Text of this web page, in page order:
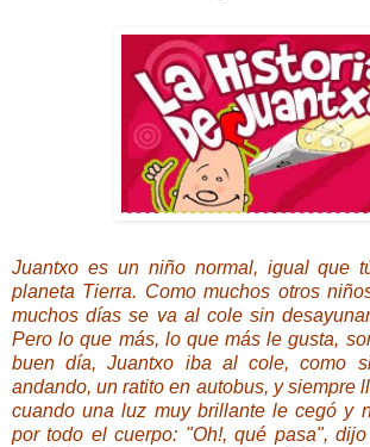
Juantxo es un niño normal, igual que
planeta Tierra. Como muchos otros
muchos días se va al cole sin
Pero lo que más, lo que más le gusta,
buen día, Juantxo iba al cole, como
andando, un ratito en autobus, y siempre
cuando una luz muy brillante le cegó y
por todo el cuerpo: "Oh!, qué pasa",